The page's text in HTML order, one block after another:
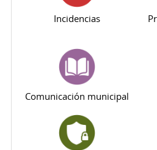
Incidencias
Comunicación municipal